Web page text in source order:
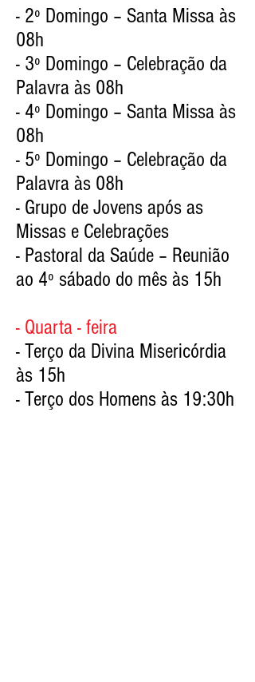
- 2º Domingo – Santa Missa às
08h
- 3º Domingo – Celebração da
Palavra às 08h
- 4º Domingo – Santa Missa às
08h
- 5º Domingo – Celebração da
Palavra às 08h
- Grupo de Jovens após as
Missas e Celebrações
- Pastoral da Saúde – Reunião
ao 4º sábado do mês às 15h
- Quarta - feira
- Terço da Divina Misericórdia
às 15h
- Terço dos Homens às 19:30h